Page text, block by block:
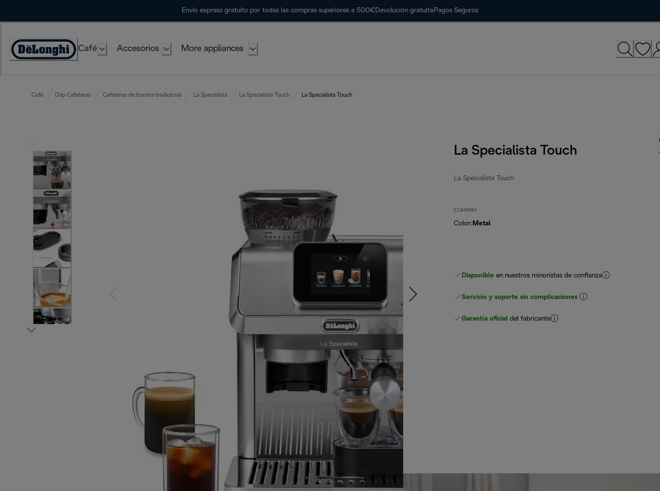
Envío express gratuito por todas las compras superiores a 500€ Devolución gratuita Pagos Seguros
Accessibility
Café Accesorios More appliances
Café Drip Cafeteras Cafeteras de bomba tradicional La Specialista La Specialista Touch La Specialista Touch
La Specialista Touch
La Specialista Touch
EC9455M
Color: Metal
Disponible en nuestros minoristas de confianza
Servicio y soporte sin complicaciones
Garantía oficial del fabricante